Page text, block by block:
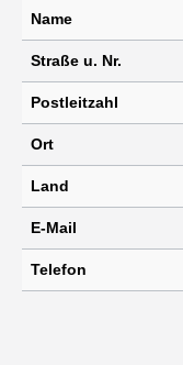
Name
Straße u. Nr.
Postleitzahl
Ort
Land
E-Mail
Telefon